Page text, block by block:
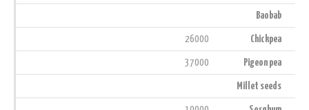
Baobab
Chickpea
26000
Pigeon pea
37000
Millet seeds